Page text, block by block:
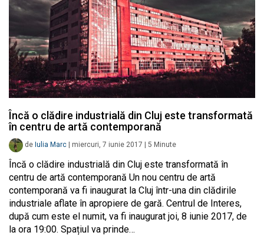
Încă o clădire industrială din Cluj este transformată
în centru de artă contemporană
de Iulia Marc miercuri, 7 iunie 2017 5 Minute
Încă o clădire industrială din Cluj este transformată în
centru de artă contemporană Un nou centru de artă
contemporană va fi inaugurat la Cluj într-una din clădirile
industriale aflate în apropiere de gară. Centrul de Interes,
după cum este el numit, va fi inaugurat joi, 8 iunie 2017, de
la ora 19:00. Spațiul va prinde…